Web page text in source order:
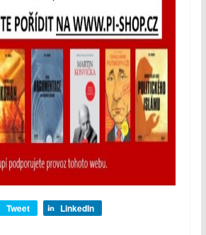
Tweet LinkedIn